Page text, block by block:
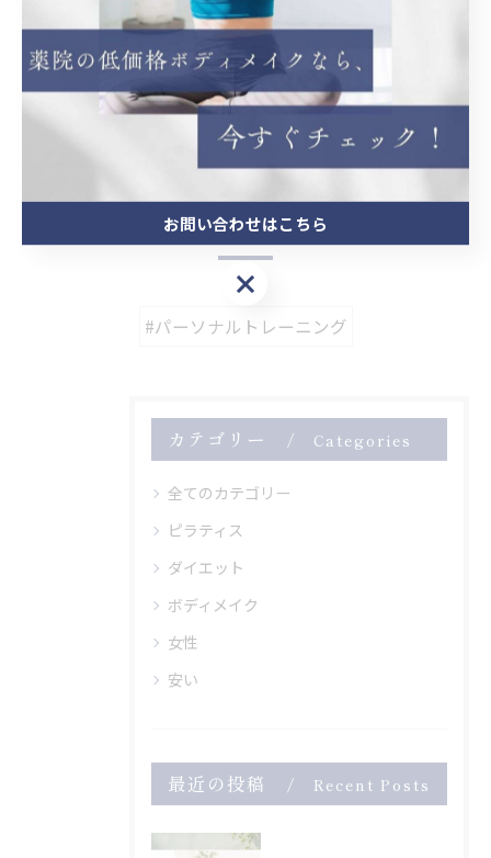
ボディメイクを薬院でサポート
ボディメイク
一覧に戻る 次のページ >
関連タグ
#パーソナルトレーニング
カテゴリー Categories
全てのカテゴリー
ピラティス
ダイエット
ボディメイク
女性
安い
最近の投稿 Recent Posts
お問い合わせはこちら
お問い合わせはこちら